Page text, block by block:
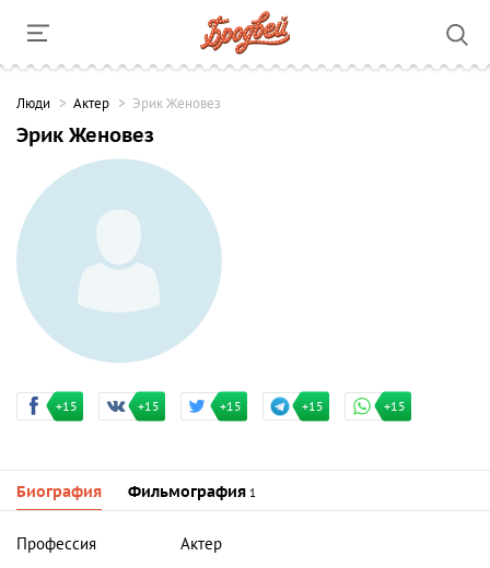
Люди Актер Эрик Женовез
Эрик Женовез
+15 +15 +15 +15 +15
Биография Фильмография 1
Профессия
Актер